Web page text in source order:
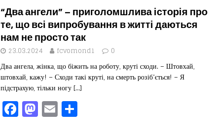
e
b
o
o
k
o
d
o
n
l ит
ис
я
“Два ангели” – приголомшлива історія про
те, що всі випробування в житті даються
нам не просто так
23.03.2024 fcvomond1 0
Два ангела, жінка, що біжить на роботу, круті сходи. – Штовхай,
штовхай, кажу! – Сходи такі круті, на смерть розіб’ється! – Я
підстрахую, тільки ногу […]
F
a
M
a
E
m